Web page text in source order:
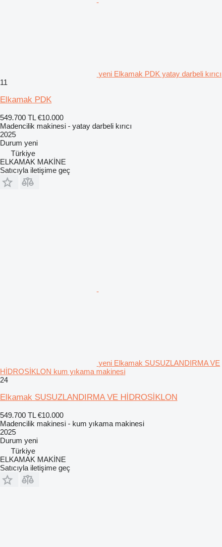
yeni Elkamak PDK yatay darbeli kırıcı
11
Elkamak PDK
549.700 TL €10.000
Madencilik makinesi - yatay darbeli kırıcı
2025
Durum yeni
Türkiye
ELKAMAK MAKİNE
Satıcıyla iletişime geç
yeni Elkamak SUSUZLANDIRMA VE
HİDROSİKLON kum yıkama makinesi
24
Elkamak SUSUZLANDIRMA VE HİDROSİKLON
549.700 TL €10.000
Madencilik makinesi - kum yıkama makinesi
2025
Durum yeni
Türkiye
ELKAMAK MAKİNE
Satıcıyla iletişime geç